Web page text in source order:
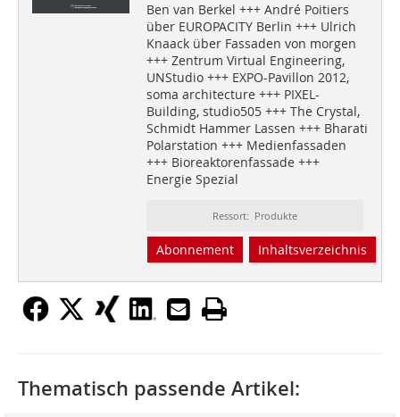
Ben van Berkel +++ André Poitiers
über EUROPACITY Berlin +++ Ulrich
Knaack über Fassaden von morgen
+++ Zentrum Virtual Engineering,
UNStudio +++ EXPO-Pavillon 2012,
soma architecture +++ PIXEL-
Building, studio505 +++ The Crystal,
Schmidt Hammer Lassen +++ Bharati
Polarstation +++ Medienfassaden
+++ Bioreaktorenfassade +++
Energie Spezial
Ressort: Produkte
Abonnement Inhaltsverzeichnis
Thematisch passende Artikel: